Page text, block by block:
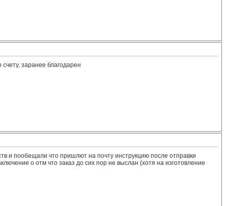
заранее благодарен
и пообещали что пришлют на почту инструкцию после отправки
о отм что заказ до сих пор не выслан (хотя на изготовление